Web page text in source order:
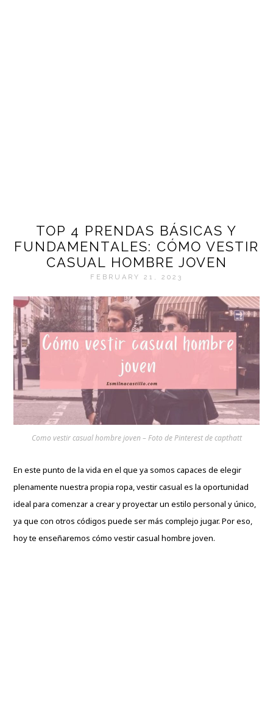
TOP 4 PRENDAS BÁSICAS Y
FUNDAMENTALES: CÓMO VESTIR
CASUAL HOMBRE JOVEN
FEBRUARY 21, 2023
Como vestir casual hombre joven – Foto de Pinterest de capthatt
En este punto de la vida en el que ya somos capaces de elegir
plenamente nuestra propia ropa, vestir casual es la oportunidad
ideal para comenzar a crear y proyectar un estilo personal y único,
ya que con otros códigos puede ser más complejo jugar. Por eso,
hoy te enseñaremos cómo vestir casual hombre joven.